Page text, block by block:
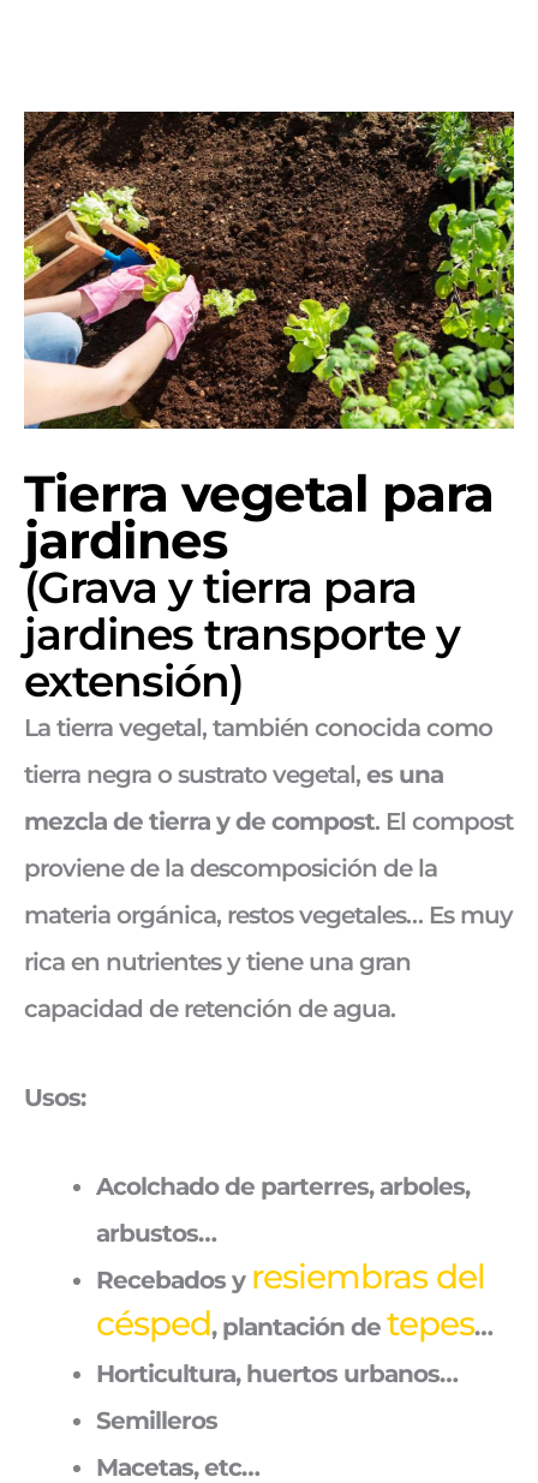
Tierra vegetal para
jardines
(Grava y tierra para
jardines transporte y
extensión)
La tierra vegetal, también conocida como
tierra negra o sustrato vegetal, es una
mezcla de tierra y de compost. El compost
proviene de la descomposición de la
materia orgánica, restos vegetales… Es muy
rica en nutrientes y tiene una gran
capacidad de retención de agua.
Usos:
Acolchado de parterres, arboles,
arbustos…
Recebados y resiembras del
césped, plantación de tepes…
Horticultura, huertos urbanos…
Semilleros
Macetas, etc…